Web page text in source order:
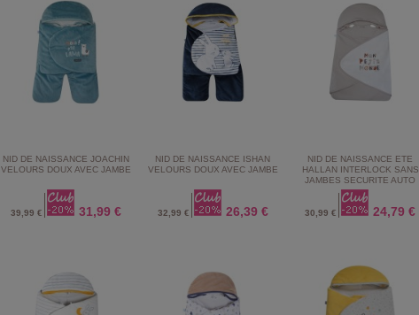
NID DE NAISSANCE JOACHIN
VELOURS DOUX AVEC JAMBE
39,99 € 31,99 €
NID DE NAISSANCE ISHAN
VELOURS DOUX AVEC JAMBE
32,99 € 26,39 €
NID DE NAISSANCE ETE
HALLAN INTERLOCK SANS
JAMBES SECURITE AUTO
30,99 € 24,79 €